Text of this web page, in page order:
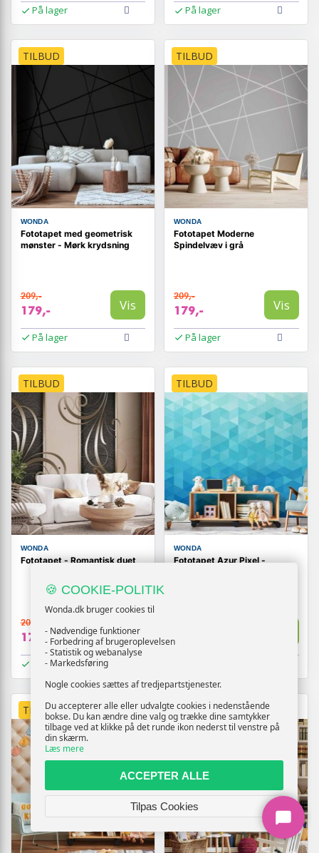
På lager På lager
TILBUD
WONDA
Fototapet med geometrisk
mønster - Mørk krydsning
209,-
179,- Vis
På lager
TILBUD
WONDA
Fototapet Moderne
Spindelvæv i grå
209,-
179,- Vis
På lager
TILBUD
WONDA
Fototapet - Romantisk duet
209,-
179,- Vis
På lager
TILBUD
WONDA
Fototapet Azur Pixel -
179,-
TILBUD TILBUD
🍪 COOKIE-POLITIK
Wonda.dk bruger cookies til
- Nødvendige funktioner
- Forbedring af brugeroplevelsen
- Statistik og webanalyse
- Markedsføring
Nogle cookies sættes af tredjepartstjenester.
Du accepterer alle eller udvalgte cookies i nedenstående
bokse. Du kan ændre dine valg og trække dine samtykker
tilbage ved at klikke på det runde ikon nederst til venstre på
din skærm.
Læs mere
ACCEPTER ALLE
Tilpas Cookies